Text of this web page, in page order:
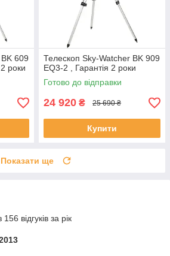
609
роки
Телескоп Sky-Watcher BK 909
EQ3-2 , Гарантія 2 роки
Готово до відправки
24 920 ₴ 25 690 ₴
Купити
Показати ще
відгуків за рік